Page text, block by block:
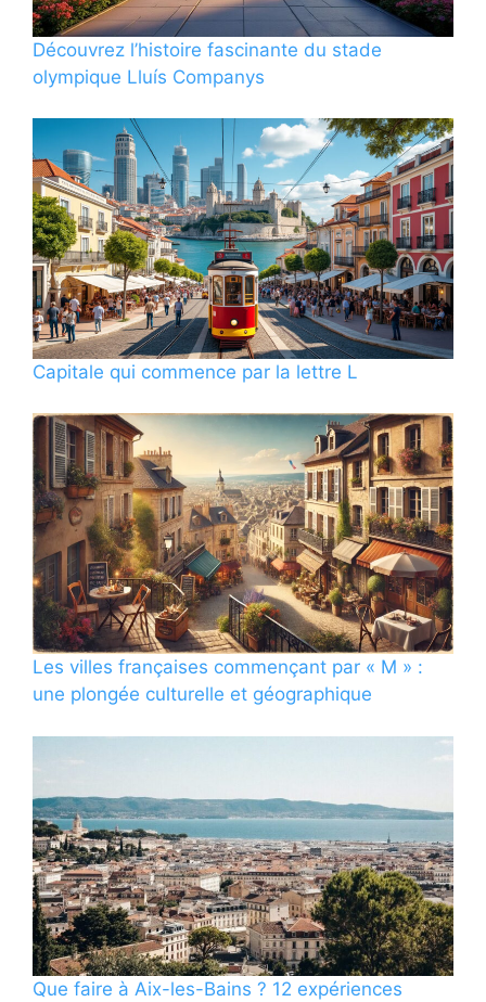
Découvrez l’histoire fascinante du stade
olympique Lluís Companys
Capitale qui commence par la lettre L
Les villes françaises commençant par « M » :
une plongée culturelle et géographique
Que faire à Aix-les-Bains ? 12 expériences